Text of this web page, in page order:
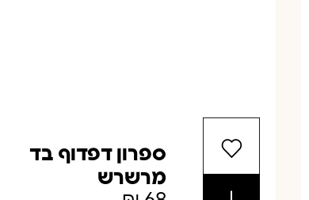
ספרון דפדוף בד
מרשרש